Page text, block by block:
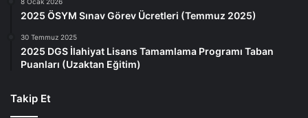
2025 ÖSYM Sınav Görev Ücretleri (Temmuz 2025)
30 Temmuz 2025
2025 DGS İlahiyat Lisans Tamamlama Programı Taban
Puanları (Uzaktan Eğitim)
Takip Et